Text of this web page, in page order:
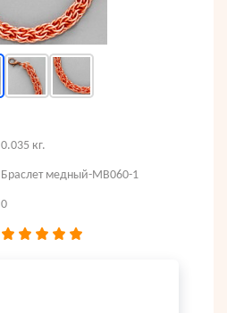
0.035 кг.
Браслет медный-MB060-1
0